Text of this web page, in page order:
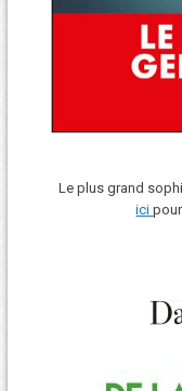
Le plus grand
ici